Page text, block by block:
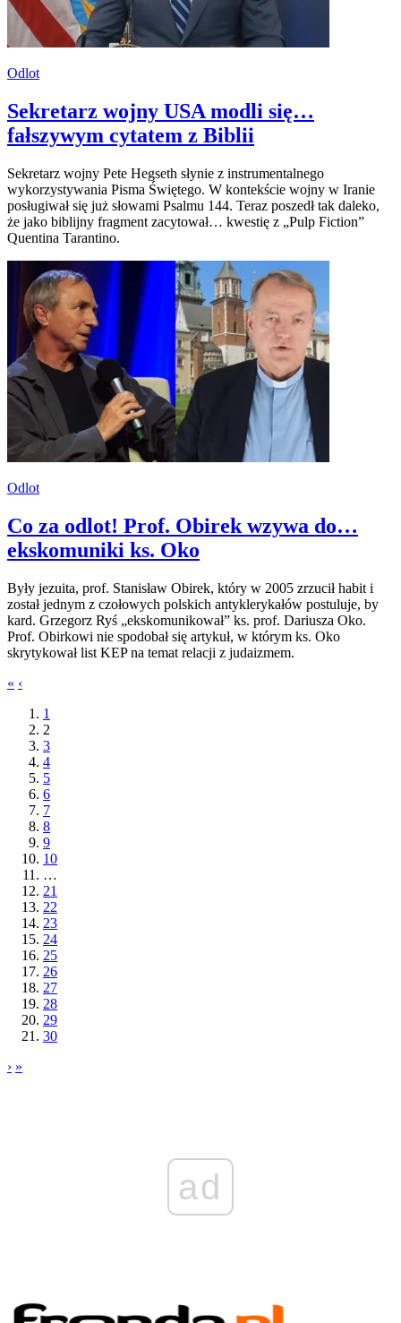
Odlot
Sekretarz wojny USA modli się…
fałszywym cytatem z Biblii
Sekretarz wojny Pete Hegseth słynie z instrumentalnego
wykorzystywania Pisma Świętego. W kontekście wojny w Iranie
posługiwał się już słowami Psalmu 144. Teraz poszedł tak daleko,
że jako biblijny fragment zacytował… kwestię z „Pulp Fiction”
Quentina Tarantino.
Odlot
Co za odlot! Prof. Obirek wzywa do…
ekskomuniki ks. Oko
Były jezuita, prof. Stanisław Obirek, który w 2005 zrzucił habit i
został jednym z czołowych polskich antyklerykałów postuluje, by
kard. Grzegorz Ryś „ekskomunikował” ks. prof. Dariusza Oko.
Prof. Obirkowi nie spodobał się artykuł, w którym ks. Oko
skrytykował list KEP na temat relacji z judaizmem.
« ‹
1
2
3
4
5
6
7
8
9
10
…
21
22
23
24
25
26
27
28
29
30
› »
ad